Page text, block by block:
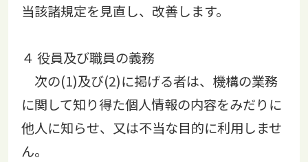
当該諸規定を見直し、改善します。
４ 役員及び職員の義務
次の(1)及び(2)に掲げる者は、機構の業務
に関して知り得た個人情報の内容をみだりに
他人に知らせ、又は不当な目的に利用しませ
ん。